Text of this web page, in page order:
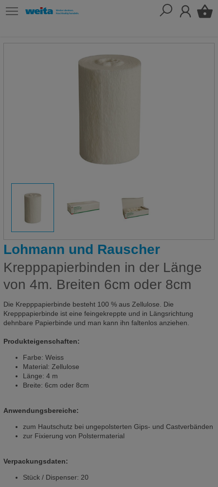
Lohmann und Rauscher
Krepppapierbinden in der Länge
von 4m. Breiten 6cm oder 8cm
Die Krepppapierbinde besteht 100 % aus Zellulose. Die
Krepppapierbinde ist eine feingekreppte und in Längsrichtung
dehnbare Papierbinde und man kann ihn faltenlos anziehen.
Produkteigenschaften:
Farbe: Weiss
Material: Zellulose
Länge: 4 m
Breite: 6cm oder 8cm
Anwendungsbereiche:
zum Hautschutz bei ungepolsterten Gips- und Castverbänden
zur Fixierung von Polstermaterial
Verpackungsdaten:
Stück / Dispenser: 20